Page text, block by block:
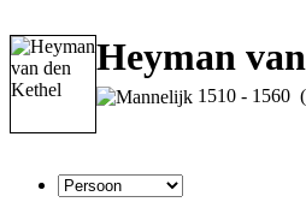
Heyman
1510 - 1560